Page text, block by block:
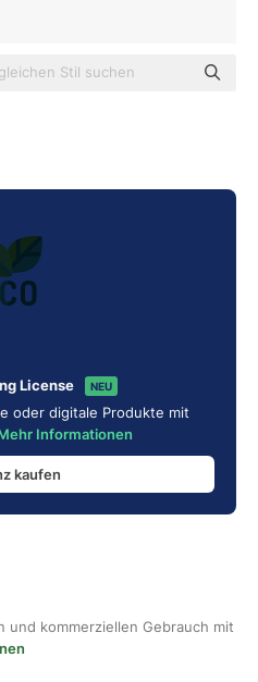
License NEU
oder digitale Produkte mit
Informationen
kaufen
und kommerziellen Gebrauch mit